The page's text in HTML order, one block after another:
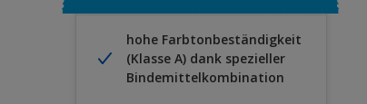
hohe Farbtonbeständigkeit
(Klasse A) dank spezieller
Bindemittelkombination